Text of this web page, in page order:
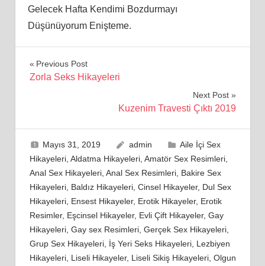
Gelecek Hafta Kendimi Bozdurmayı
Düşünüyorum Enişteme.
Yazı
Previous Post
Zorla Seks Hikayeleri
Next Post
Kuzenim Travesti Çıktı 2019
Mayıs 31, 2019 admin
Aile İçi Sex
Hikayeleri, Aldatma Hikayeleri, Amatör Sex Resimleri,
Anal Sex Hikayeleri, Anal Sex Resimleri, Bakire Sex
Hikayeleri, Baldız Hikayeleri, Cinsel Hikayeler, Dul Sex
Hikayeleri, Ensest Hikayeler, Erotik Hikayeler, Erotik
Resimler, Eşcinsel Hikayeler, Evli Çift Hikayeler, Gay
Hikayeleri, Gay sex Resimleri, Gerçek Sex Hikayeleri,
Grup Sex Hikayeleri, İş Yeri Seks Hikayeleri, Lezbiyen
Hikayeleri, Liseli Hikayeler, Liseli Sikiş Hikayeleri, Olgun